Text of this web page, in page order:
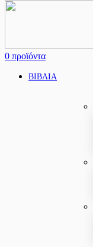
0 προϊόντα
ΒΙΒΛΙΑ